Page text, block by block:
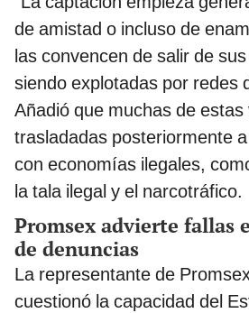
de amistad o incluso de
las convencen de salir de
siendo explotadas por redes
Añadió que muchas de
trasladadas posteriormente
con economías ilegales,
la tala ilegal y el narcotráfico.
Promsex advierte fallas
de denuncias
La representante de
cuestionó la capacidad del